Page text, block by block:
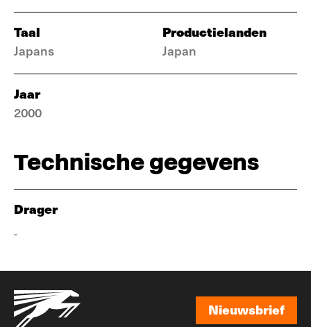
Taal
Japans
Productielanden
Japan
Jaar
2000
Technische gegevens
Drager
-
Nieuwsbrief